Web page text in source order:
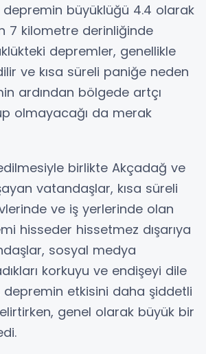
büyüklüğü 4.4 olarak
7 kilometre derinliğinde
depremler, genellikle
ve kısa süreli paniğe neden
ardından bölgede artçı
olmayacağı da merak
birlikte Akçadağ ve
vatandaşlar, kısa süreli
ve iş yerlerinde olan
hisseder hissetmez dışarıya
sosyal medya
korkuyu ve endişeyi dile
depremin etkisini daha şiddetli
genel olarak büyük bir